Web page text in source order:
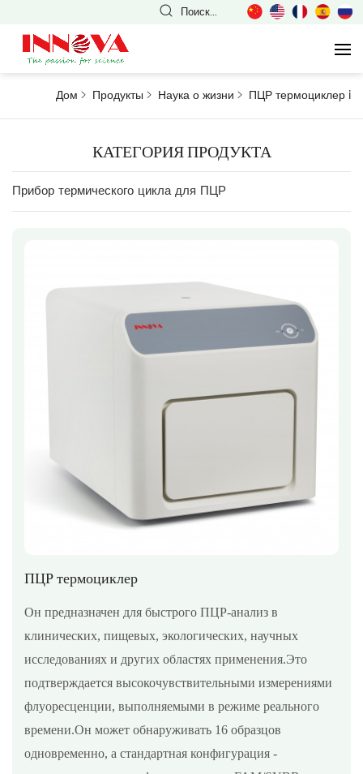
Поиск...
Дом Продукты Наука о жизни ПЦР термоциклер i
КАТЕГОРИЯ ПРОДУКТА
Прибор термического цикла для ПЦР
ПЦР термоциклер
Он предназначен для быстрого ПЦР-анализ в
клинических, пищевых, экологических, научных
исследованиях и других областях применения.Это
подтверждается высокочувствительными измерениями
флуоресценции, выполняемыми в режиме реального
времени.Он может обнаруживать 16 образцов
одновременно, а стандартная конфигурация -